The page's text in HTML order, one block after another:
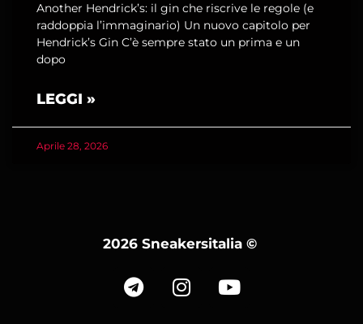
Another Hendrick’s: il gin che riscrive le regole (e
raddoppia l’immaginario) Un nuovo capitolo per
Hendrick’s Gin C’è sempre stato un prima e un
dopo
LEGGI »
Aprile 28, 2026
2026 Sneakersitalia ©